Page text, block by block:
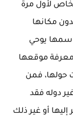
لأول مرة
مكانها
اسمها يوحي
معرفة موقعها
حولها، فمن
دوله فقد
أو غير ذلك